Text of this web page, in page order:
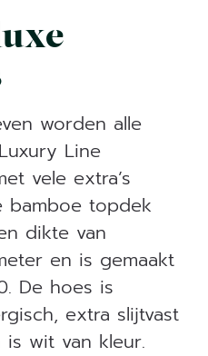
worden alle
Line
vele extra’s
bamboe topdek
dikte van
en is gemaakt
De hoes is
extra slijtvast
is wit van kleur.